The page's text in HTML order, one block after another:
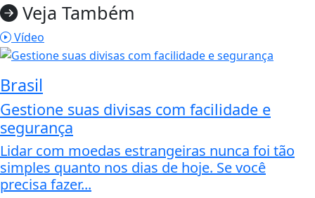
Veja Também
Vídeo
Brasil
Gestione suas divisas com facilidade e
segurança
Lidar com moedas estrangeiras nunca foi tão
simples quanto nos dias de hoje. Se você
precisa fazer...